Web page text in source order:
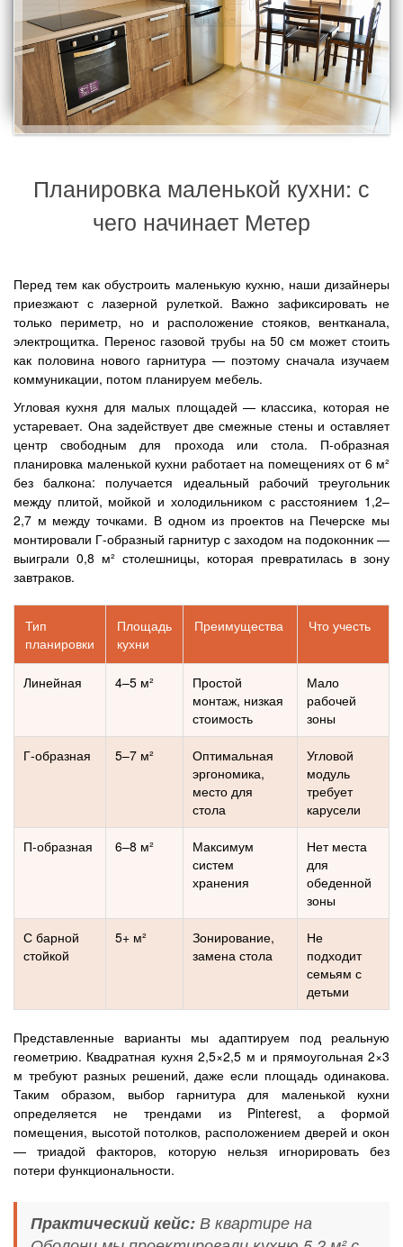
Планировка маленькой кухни: с
чего начинает Метер
Перед тем как обустроить маленькую кухню, наши дизайнеры
приезжают с лазерной рулеткой. Важно зафиксировать не
только периметр, но и расположение стояков, вентканала,
электрощитка. Перенос газовой трубы на 50 см может стоить
как половина нового гарнитура — поэтому сначала изучаем
коммуникации, потом планируем мебель.
Угловая кухня для малых площадей — классика, которая не
устаревает. Она задействует две смежные стены и оставляет
центр свободным для прохода или стола. П-образная
планировка маленькой кухни работает на помещениях от 6 м²
без балкона: получается идеальный рабочий треугольник
между плитой, мойкой и холодильником с расстоянием 1,2–
2,7 м между точками. В одном из проектов на Печерске мы
монтировали Г-образный гарнитур с заходом на подоконник —
выиграли 0,8 м² столешницы, которая превратилась в зону
завтраков.
Тип
планировки
Площадь
кухни
Преимущества Что учесть
Линейная 4–5 м²
Простой
монтаж, низкая
стоимость
Мало
рабочей
зоны
Г-образная 5–7 м²
Оптимальная
эргономика,
место для
стола
Угловой
модуль
требует
карусели
П-образная 6–8 м²
Максимум
систем
хранения
Нет места
для
обеденной
зоны
С барной
стойкой
5+ м²
Зонирование,
замена стола
Не
подходит
семьям с
детьми
Представленные варианты мы адаптируем под реальную
геометрию. Квадратная кухня 2,5×2,5 м и прямоугольная 2×3
м требуют разных решений, даже если площадь одинакова.
Таким образом, выбор гарнитура для маленькой кухни
определяется не трендами из Pinterest, а формой
помещения, высотой потолков, расположением дверей и окон
— триадой факторов, которую нельзя игнорировать без
потери функциональности.
Практический кейс: В квартире на